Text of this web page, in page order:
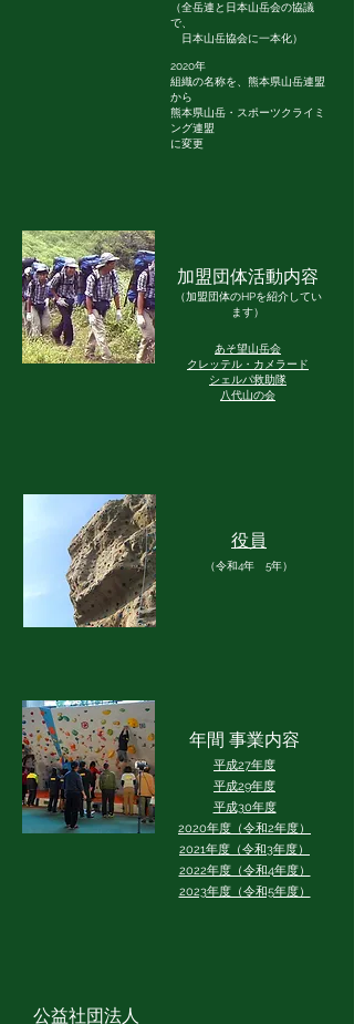
（全岳連と日本山岳会の協議
で、
日本山岳協会に一本化）
2020年
組織の名称を、熊本県山岳連盟
から
熊本県山岳・スポーツクライミ
ング連盟
に変更
​加盟団体活動内容
（加盟団体のHPを紹介してい
ます）​
あそ望山岳会
クレッテル・カメラード​
シェルパ救助隊
八代山の会​
役員
（令和4年 5年）
年間 事業内容
平成27年度
平成29年度
​​平成30年度
2020年度（令和2年度）
​​2021年度（令和3年度）
2022年度（令和4年度）
2023年度（令和5年度）
公益社団法人